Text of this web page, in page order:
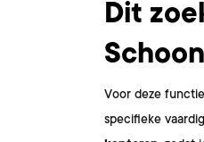
Dit ben jij
Dit
Voor deze
specifieke